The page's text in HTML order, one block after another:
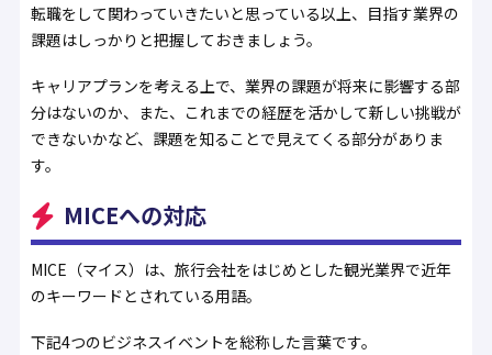
転職をして関わっていきたいと思っている以上、目指す業界の
課題はしっかりと把握しておきましょう。
キャリアプランを考える上で、業界の課題が将来に影響する部
分はないのか、また、これまでの経歴を活かして新しい挑戦が
できないかなど、課題を知ることで見えてくる部分がありま
す。
MICEへの対応
MICE（マイス）は、旅行会社をはじめとした観光業界で近年
のキーワードとされている用語。
下記4つのビジネスイベントを総称した言葉です。